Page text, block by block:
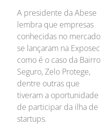
A presidente da Abese
lembra que empresas
conhecidas no mercado
se lançaram na Exposec
como é o caso da Bairro
Seguro, Zelo Protege,
dentre outras que
tiveram a oportunidade
de participar da ilha de
startups.